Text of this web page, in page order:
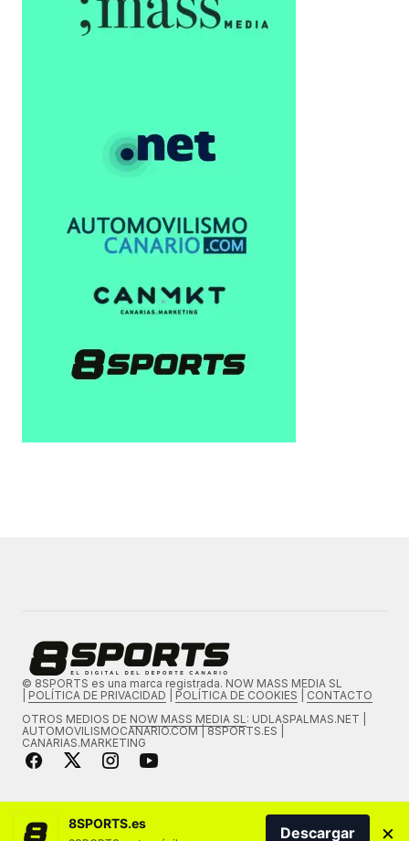
© 8SPORTS es una marca registrada. NOW MASS MEDIA SL
POLÍTICA DE PRIVACIDAD POLÍTICA DE COOKIES
CONTACTO
OTROS MEDIOS DE NOW MASS MEDIA SL : UDLASPALMAS.NET |
AUTOMOVILISMOCANARIO.COM | 8SPORTS.ES |
CANARIAS.MARKETING
8SPORTS.es
Descargar ×